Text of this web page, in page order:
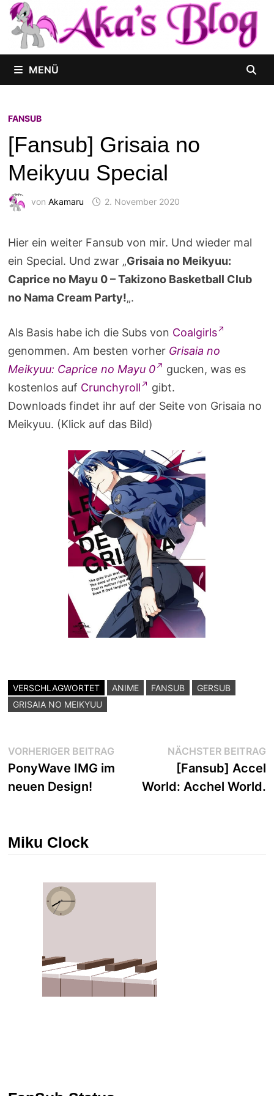
Zum
Inhalt
springen
MENÜ
FANSUB
[Fansub] Grisaia no
Meikyuu Special
von Akamaru 2. November 2020
Hier ein weiter Fansub von mir. Und wieder mal
ein Special. Und zwar „Grisaia no Meikyuu:
Caprice no Mayu 0 – Takizono Basketball Club
no Nama Cream Party!„.
Als Basis habe ich die Subs von Coalgirls
genommen. Am besten vorher Grisaia no
Meikyuu: Caprice no Mayu 0
gucken, was es
kostenlos auf Crunchyroll
gibt.
Downloads findet ihr auf der Seite von Grisaia no
Meikyuu. (Klick auf das Bild)
VERSCHLAGWORTET ANIME FANSUB
GERSUB
GRISAIA NO MEIKYUU
Beitragsnavigation
VORHERIGER BEITRAGVorheriger
Beitrag:
PonyWave IMG im
neuen Design!
NÄCHSTER BEITRAG
[Fansub] Accel
World: Acchel World.
Miku Clock